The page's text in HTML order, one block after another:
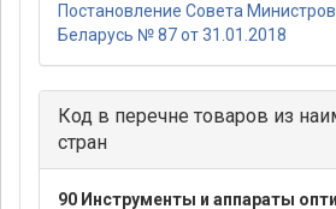
Постановление Совета
Беларусь № 87 от 31.01.2018
Код в перечне товаров из
стран
90 Инструменты и аппараты